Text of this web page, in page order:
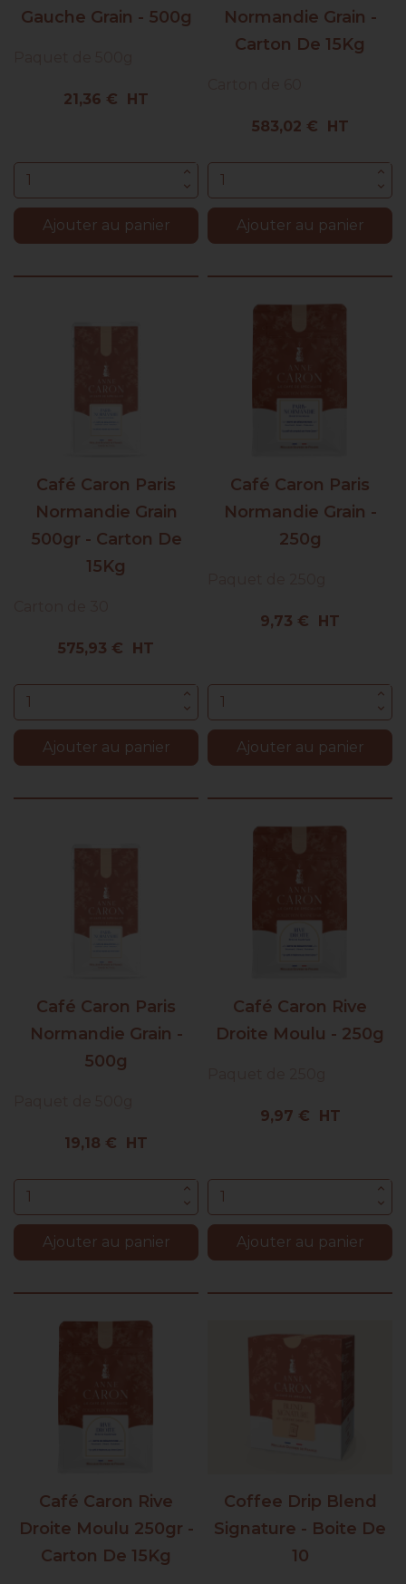
Gauche Grain - 500g
Prix
21,36 € HT
Ajouter au panier
Normandie Grain -
Carton De 15Kg
Prix
583,02 € HT
Ajouter au panier
Café Caron Paris
Normandie Grain
500gr - Carton De
15Kg
Prix
575,93 € HT
Ajouter au panier
Café Caron Paris
Normandie Grain -
250g
Prix
9,73 € HT
Ajouter au panier
Café Caron Paris
Normandie Grain -
500g
Prix
19,18 € HT
Ajouter au panier
Café Caron Rive
Droite Moulu - 250g
Prix
9,97 € HT
Ajouter au panier
Café Caron Rive
Droite Moulu 250gr -
Carton De 15Kg
Coffee Drip Blend
Signature - Boite De
10